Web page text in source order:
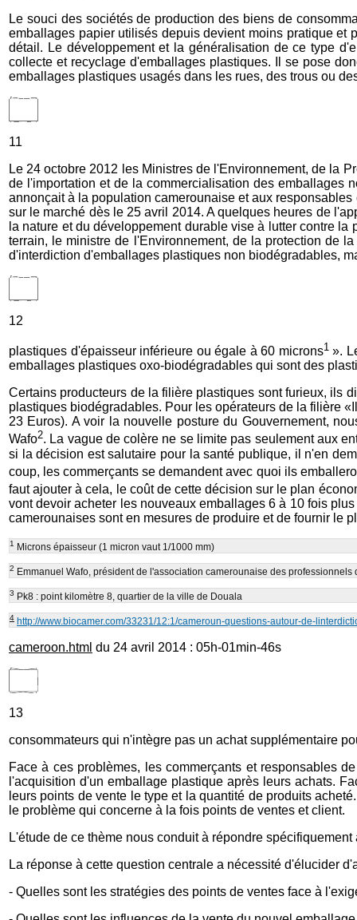
Le souci des sociétés de production des biens de
emballages papier utilisés depuis devient moins pratique et
détail. Le développement et la généralisation de ce type
collecte et recyclage d'emballages plastiques. Il se pose
emballages plastiques usagés dans les rues, des trous ou
11
Le 24 octobre 2012 les Ministres de l'Environnement, de la
de l'importation et de la commercialisation des emballages
annonçait à la population camerounaise et aux
sur le marché dès le 25 avril 2014. A quelques heures de
la nature et du développement durable vise à lutter contre
terrain, le ministre de l'Environnement, de la protection de
d'interdiction d'emballages plastiques non biodégradables,
12
plastiques d'épaisseur inférieure ou égale à 60 microns1».
emballages plastiques oxo-biodégradables qui sont des
Certains producteurs de la filière plastiques sont furieux, ils
plastiques biodégradables. Pour les opérateurs de la filière
23 Euros). A voir la nouvelle posture du Gouvernement,
Wafo2. La vague de colère ne se limite pas seulement aux
si la décision est salutaire pour la santé publique, il n'en
coup, les commerçants se demandent avec quoi ils
faut ajouter à cela, le coût de cette décision sur le plan
vont devoir acheter les nouveaux emballages 6 à 10 fois
camerounaises sont en mesures de produire et de fournir le
1 Microns épaisseur (1 micron vaut 1/1000 mm)
2 Emmanuel Wafo, président de l'association camerounaise des professionnels
3 Pk8 : point kilomètre 8, quartier de la ville de Douala
4 http://www.biocamer.com/33231/12:1/cameroun-questions-autour-de-
cameroon.html du 24 avril 2014 : 05h-01min-46s
13
consommateurs qui n'intègre pas un achat supplémentaire
Face à ces problèmes, les commerçants et responsables
l'acquisition d'un emballage plastique après leurs achats.
leurs points de vente le type et la quantité de produits
le problème qui concerne à la fois points de ventes et client.
L'étude de ce thème nous conduit à répondre
La réponse à cette question centrale a nécessité d'élucider
- Quelles sont les stratégies des points de ventes face à